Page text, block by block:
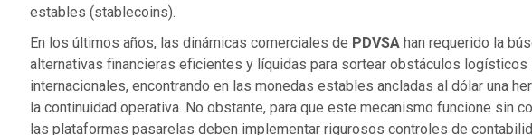
estables (stablecoins).
En los últimos años, las dinámicas comerciales de PDVSA han requerido la
alternativas financieras eficientes y líquidas para sortear obstáculos logísticos
internacionales, encontrando en las monedas estables ancladas al dólar una
la continuidad operativa. No obstante, para que este mecanismo funcione sin
las plataformas pasarelas deben implementar rigurosos controles de